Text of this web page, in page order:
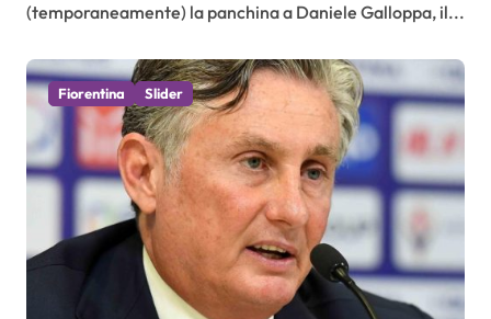
(temporaneamente) la panchina a Daniele Galloppa, il...
Fiorentina Slider